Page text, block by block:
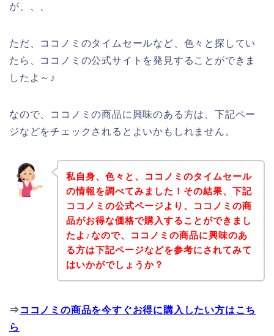
が、、、
ただ、ココノミのタイムセールなど、色々と探してい
たら、ココノミの公式サイトを発見することができま
したよ～♪
なので、ココノミの商品に興味のある方は、下記ペー
ジなどをチェックされるとよいかもしれません。
私自身、色々と、ココノミのタイムセール
の情報を調べてみました！その結果、下記
ココノミの公式ページより、ココノミの商
品がお得な価格で購入することができまし
たよ♪なので、ココノミの商品に興味のあ
る方は下記ページなどを参考にされてみて
はいかがでしょうか？
⇒ ココノミの商品を今すぐお得に購入したい方はこち
ら